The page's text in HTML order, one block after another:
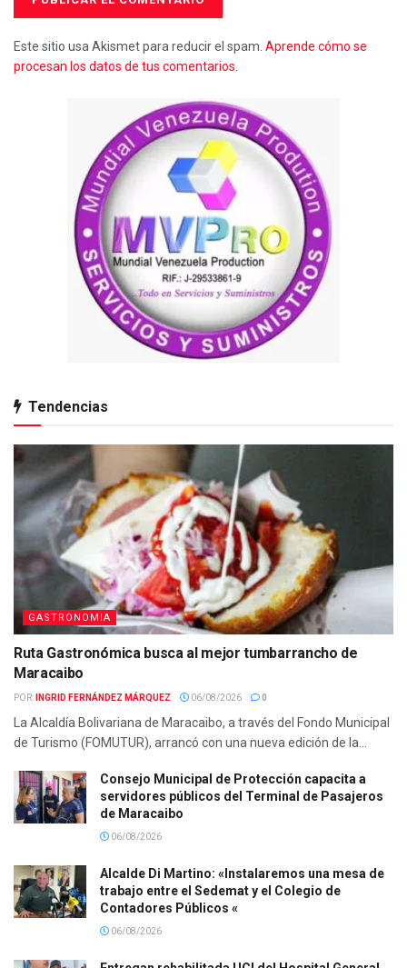
Este sitio usa Akismet para reducir el spam. Aprende cómo se
procesan los datos de tus comentarios.
Tendencias
GASTRONOMIA
Ruta Gastronómica busca al mejor tumbarrancho de
Maracaibo
POR: INGRID FERNÁNDEZ MÁRQUEZ 06/08/2026 0
La Alcaldía Bolivariana de Maracaibo, a través del Fondo Municipal
de Turismo (FOMUTUR), arrancó con una nueva edición de la...
Consejo Municipal de Protección capacita a
servidores públicos del Terminal de Pasajeros
de Maracaibo
06/08/2026
Alcalde Di Martino: «Instalaremos una mesa de
trabajo entre el Sedemat y el Colegio de
Contadores Públicos «
06/08/2026